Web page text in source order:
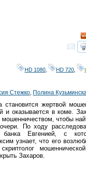
HD 1080 HD 720
Стежко, Полина
жертвой
и оказывается в коме.
чтобы
По ходу
банка Евгенией, с
узнает, что его
Захаров.